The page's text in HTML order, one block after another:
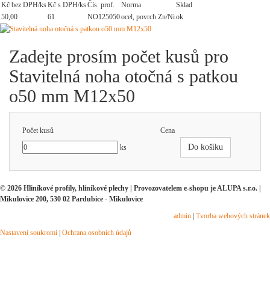
Kč bez DPH/ksKč s DPH/ksČís. prof. Norma
Sklad
50,00
61 NO125050ocel, povrch Zn/Niok
Zadejte prosím počet kusů pro
Stavitelná noha otočná s patkou
o50 mm M12x50
Počet kusů
Cena
ks
Do košíku
© 2026 Hliníkové profily, hliníkové plechy | Provozovatelem e-shopu je ALUPA s.r.o. |
Mikulovice 200, 530 02 Pardubice - Mikulovice
admin Tvorba webových stránek
Nastavení soukromí Ochrana osobních údajů